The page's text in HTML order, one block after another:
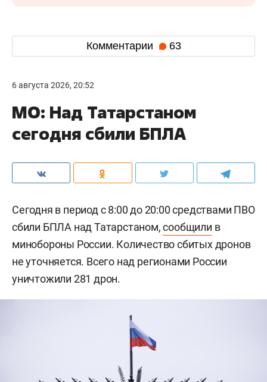
Комментарии 63
6 августа 2026, 20:52
МО: Над Татарстаном
сегодня сбили БПЛА
Сегодня в период с 8:00 до 20:00 средствами ПВО
сбили БПЛА над Татарстаном,сообщили в
минобороны России. Количество сбитых дронов
не уточняется. Всего над регионами России
уничтожили 281 дрон.